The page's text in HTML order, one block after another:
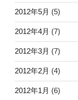
2012年5月 (5)
2012年4月 (7)
2012年3月 (7)
2012年2月 (4)
2012年1月 (6)